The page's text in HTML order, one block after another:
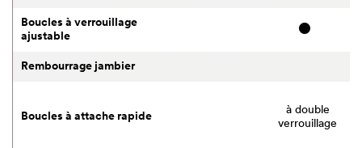
Boucles à verrouillage
ajustable
Rembourrage jambier
Boucles à attache rapide
à double
verrouillage